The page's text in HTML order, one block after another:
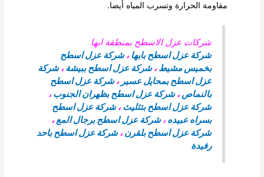
مقاومة الحرارة وتسرب المياه أيضا.
شركات عزل الاسطح بمنطقة ابها
شركة عزل اسطح بابها ،شركة عزل اسطح
بخميس مشيط،شركة عزل اسطح ببيشة،شركة
عزل اسطح بمحايل عسير ،شركة عزل اسطح
بالنماص،شركة عزل اسطح بظهران الجنوب،
شركة عزل اسطح بتثليث،شركة عزل اسطح
بسراه عبيده،شركة عزل اسطح برجال المع،
شركة عزل اسطح بلقرن،شركة عزل اسطح باحد
رفيدة